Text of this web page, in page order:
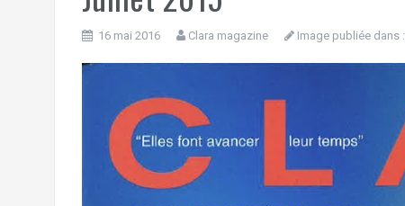
16 mai 2016 Clara magazine Image publiée dans :